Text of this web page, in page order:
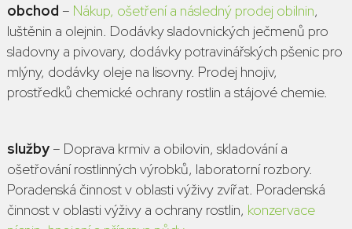
obchod – Nákup, ošetření a následný prodej obilnin,
luštěnin a olejnin. Dodávky sladovnických ječmenů pro
sladovny a pivovary, dodávky potravinářských pšenic pro
mlýny, dodávky oleje na lisovny. Prodej hnojiv,
prostředků chemické ochrany rostlin a stájové chemie.
služby– Doprava krmiv a obilovin, skladování a
ošetřování rostlinných výrobků, laboratorní rozbory.
Poradenská činnost v oblasti výživy zvířat. Poradenská
činnost v oblasti výživy a ochrany rostlin, konzervace